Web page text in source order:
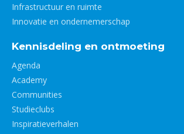
Infrastructuur en ruimte
Innovatie en ondernemerschap
Kennisdeling en ontmoeting
Agenda
Academy
Communities
Studieclubs
Inspiratieverhalen